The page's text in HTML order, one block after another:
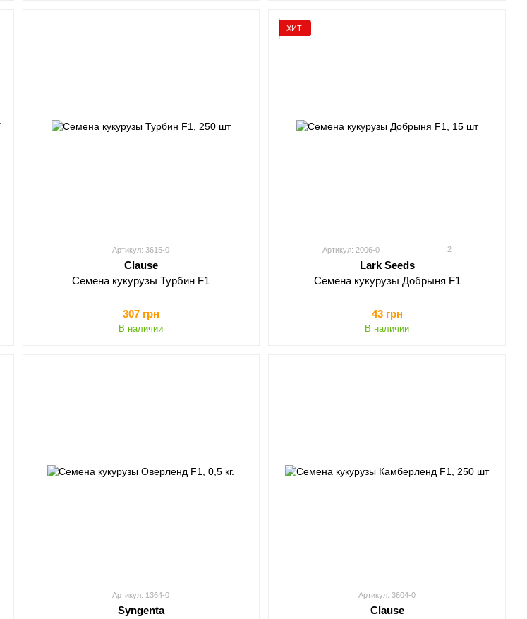
Артикул: 3615-0
Clause
Семена кукурузы Турбин F1
307 грн
В наличии
ХИТ
Артикул: 2006-0 2
Lark Seeds
Семена кукурузы Добрыня F1
43 грн
В наличии
Артикул: 1364-0
Syngenta
Артикул: 3604-0
Clause